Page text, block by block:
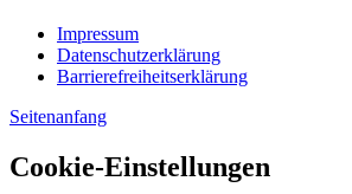
Impressum
Datenschutzerklärung
Barrierefreiheitserklärung
Seitenanfang
Cookie-Einstellungen